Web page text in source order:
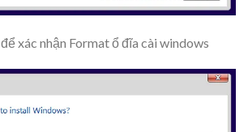
để xác nhận Format ổ đĩa cài windows